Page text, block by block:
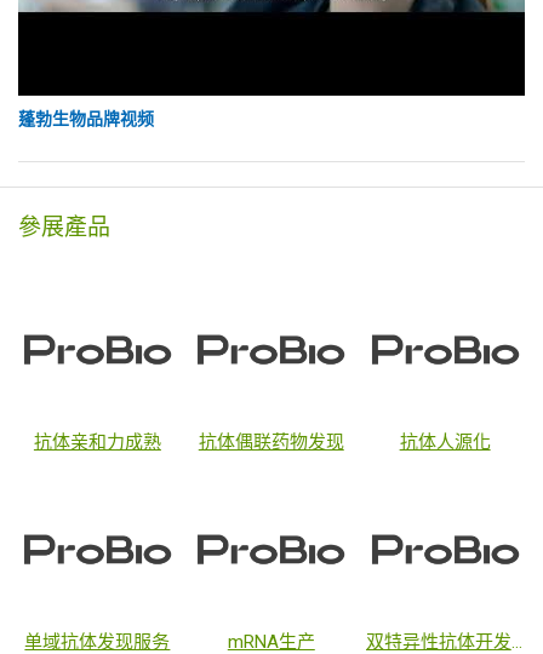
蓬勃生物品牌视频
參展產品
抗体亲和力成熟 抗体偶联药物发现 抗体人源化
单域抗体发现服务 mRNA生产 双特异性抗体开发服务